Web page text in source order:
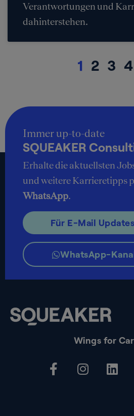
Verantwortungen und
dahinterstehen.
1 2 3 4
Wings for
Immer up-to-date
SQUEAKER
Erhalte die aktuellsten
und weitere Karrieretipps
WhatsApp.
Für E-Mail
WhatsApp-